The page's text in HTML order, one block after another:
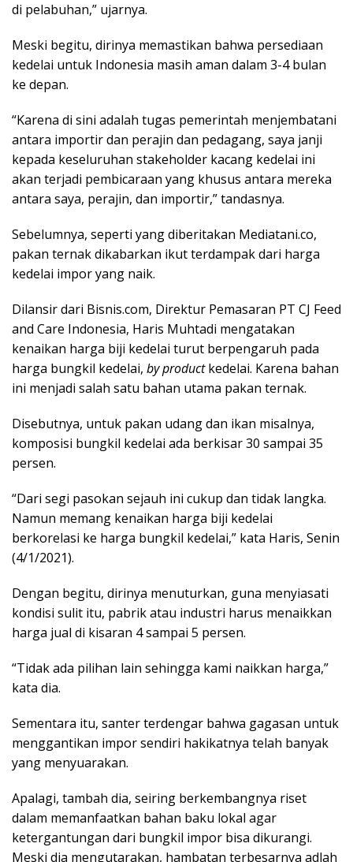
di pelabuhan,” ujarnya.
Meski begitu, dirinya memastikan bahwa persediaan
kedelai untuk Indonesia masih aman dalam 3-4 bulan
ke depan.
“Karena di sini adalah tugas pemerintah menjembatani
antara importir dan perajin dan pedagang, saya janji
kepada keseluruhan stakeholder kacang kedelai ini
akan terjadi pembicaraan yang khusus antara mereka
antara saya, perajin, dan importir,” tandasnya.
Sebelumnya, seperti yang diberitakan Mediatani.co,
pakan ternak dikabarkan ikut terdampak dari harga
kedelai impor yang naik.
Dilansir dari Bisnis.com, Direktur Pemasaran PT CJ Feed
and Care Indonesia, Haris Muhtadi mengatakan
kenaikan harga biji kedelai turut berpengaruh pada
harga bungkil kedelai, by productkedelai. Karena bahan
ini menjadi salah satu bahan utama pakan ternak.
Disebutnya, untuk pakan udang dan ikan misalnya,
komposisi bungkil kedelai ada berkisar 30 sampai 35
persen.
“Dari segi pasokan sejauh ini cukup dan tidak langka.
Namun memang kenaikan harga biji kedelai
berkorelasi ke harga bungkil kedelai,” kata Haris, Senin
(4/1/2021).
Dengan begitu, dirinya menuturkan, guna menyiasati
kondisi sulit itu, pabrik atau industri harus menaikkan
harga jual di kisaran 4 sampai 5 persen.
“Tidak ada pilihan lain sehingga kami naikkan harga,”
kata dia.
Sementara itu, santer terdengar bahwa gagasan untuk
menggantikan impor sendiri hakikatnya telah banyak
yang menyuarakan.
Apalagi, tambah dia, seiring berkembangnya riset
dalam memanfaatkan bahan baku lokal agar
ketergantungan dari bungkil impor bisa dikurangi.
Meski dia mengutarakan, hambatan terbesarnya adlah